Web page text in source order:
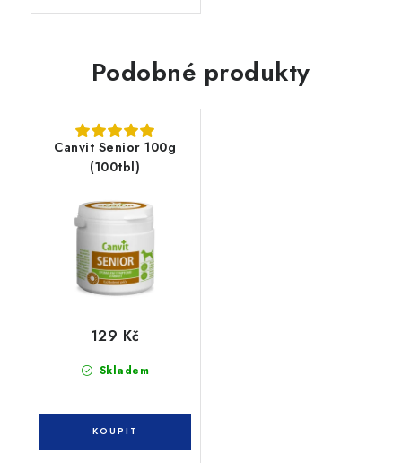
Podobné produkty
Canvit Senior 100g
(100tbl)
Skladem
129 Kč